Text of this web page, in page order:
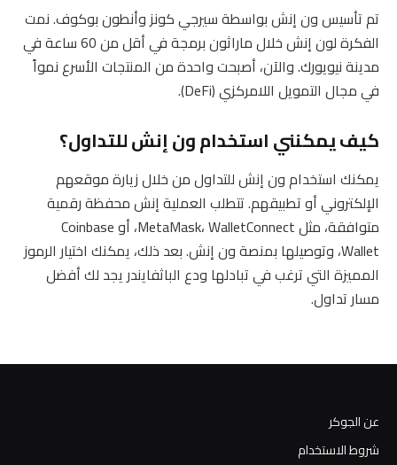
تم تأسيس ون إنش بواسطة سيرجي كونز وأنطون بوكوف. نمت
الفكرة لون إنش خلال ماراثون برمجة في أقل من 60 ساعة في
مدينة نيويورك. والآن، أصبحت واحدة من المنتجات الأسرع نمواً
في مجال التمويل اللامركزي (DeFi).
كيف يمكنني استخدام ون إنش للتداول؟
يمكنك استخدام ون إنش للتداول من خلال زيارة موقعهم
الإلكتروني أو تطبيقهم. تتطلب العملية إنش محفظة رقمية
متوافقة، مثل MetaMask، WalletConnect، أو Coinbase
Wallet، وتوصيلها بمنصة ون إنش. بعد ذلك، يمكنك اختيار الرموز
المميزة التي ترغب في تبادلها ودع الباثفايندر يجد لك أفضل
مسار تداول.
عن الجوكر
شروط الاستخدام